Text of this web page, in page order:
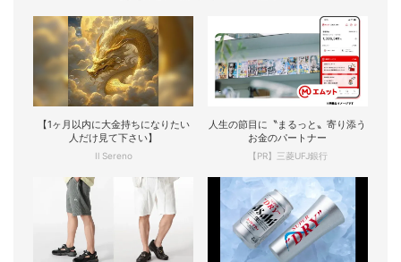
【1ヶ月以内に大金持ちになりたい
人だけ見て下さい】
Il Sereno
人生の節目に〝まるっと〟寄り添う
お金のパートナー
【PR】三菱UFJ銀行